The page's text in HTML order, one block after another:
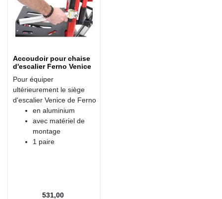
Accoudoir pour chaise
d'escalier Ferno Venice
Pour équiper
ultérieurement le siège
d'escalier Venice de Ferno
en aluminium
avec matériel de
montage
1 paire
531,00